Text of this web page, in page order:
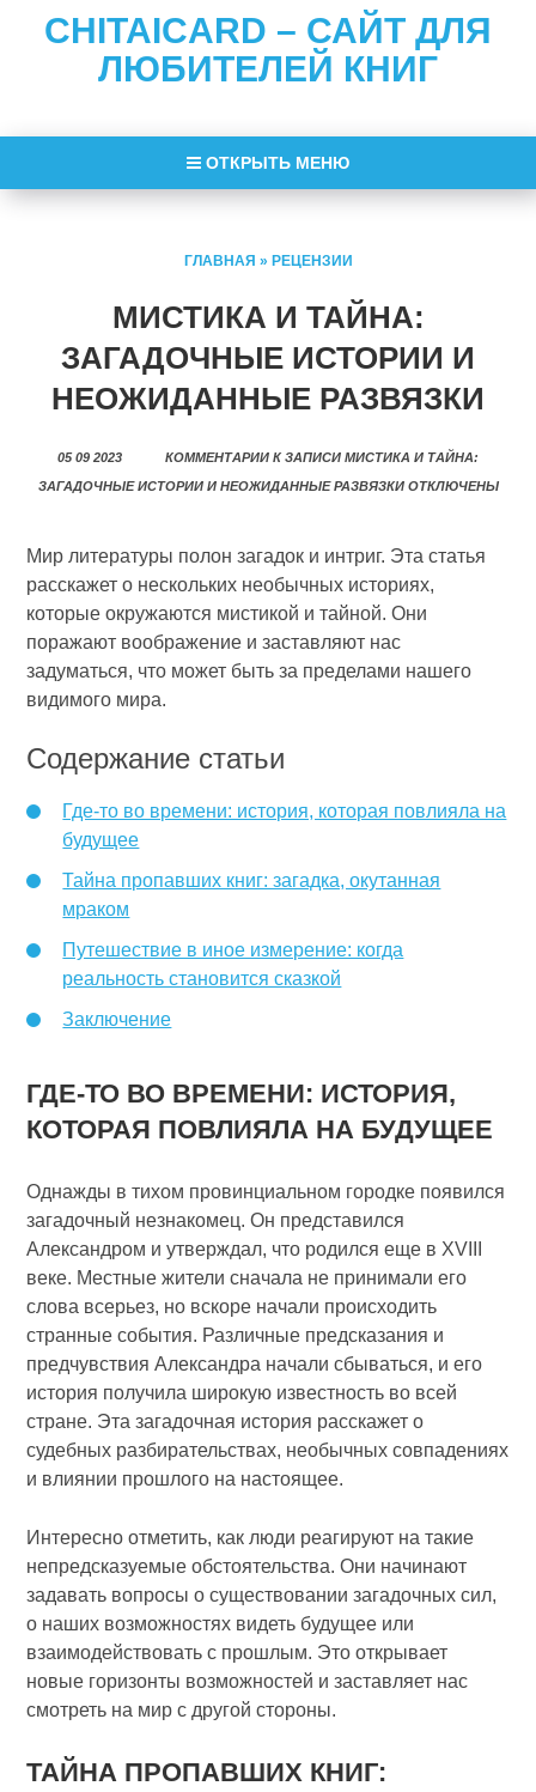
CHITAICARD – САЙТ ДЛЯ
ЛЮБИТЕЛЕЙ КНИГ
ОТКРЫТЬ МЕНЮ
ГЛАВНАЯ » РЕЦЕНЗИИ
МИСТИКА И ТАЙНА:
ЗАГАДОЧНЫЕ ИСТОРИИ И
НЕОЖИДАННЫЕ РАЗВЯЗКИ
05 09 2023 КОММЕНТАРИИ К ЗАПИСИ МИСТИКА И ТАЙНА:
ЗАГАДОЧНЫЕ ИСТОРИИ И НЕОЖИДАННЫЕ РАЗВЯЗКИОТКЛЮЧЕНЫ
Мир литературы полон загадок и интриг. Эта статья
расскажет о нескольких необычных историях,
которые окружаются мистикой и тайной. Они
поражают воображение и заставляют нас
задуматься, что может быть за пределами нашего
видимого мира.
Содержание статьи
Где-то во времени: история, которая повлияла на
будущее
Тайна пропавших книг: загадка, окутанная
мраком
Путешествие в иное измерение: когда
реальность становится сказкой
Заключение
ГДЕ-ТО ВО ВРЕМЕНИ: ИСТОРИЯ,
КОТОРАЯ ПОВЛИЯЛА НА БУДУЩЕЕ
Однажды в тихом провинциальном городке появился
загадочный незнакомец. Он представился
Александром и утверждал, что родился еще в XVIII
веке. Местные жители сначала не принимали его
слова всерьез, но вскоре начали происходить
странные события. Различные предсказания и
предчувствия Александра начали сбываться, и его
история получила широкую известность во всей
стране. Эта загадочная история расскажет о
судебных разбирательствах, необычных совпадениях
и влиянии прошлого на настоящее.
Интересно отметить, как люди реагируют на такие
непредсказуемые обстоятельства. Они начинают
задавать вопросы о существовании загадочных сил,
о наших возможностях видеть будущее или
взаимодействовать с прошлым. Это открывает
новые горизонты возможностей и заставляет нас
смотреть на мир с другой стороны.
ТАЙНА ПРОПАВШИХ КНИГ: